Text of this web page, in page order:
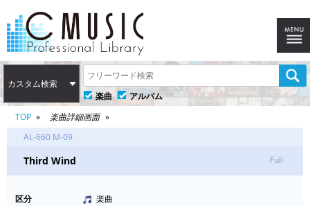
カスタム検索
楽曲
アルバム
TOP
楽曲詳細画面
AL-660 M-09
Third Wind Full
区分
楽曲